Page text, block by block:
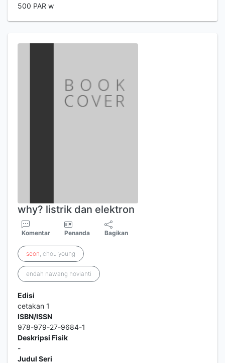
500 PAR w
why? listrik dan elektron
Komentar Penanda Bagikan
seon, chou young
endah nawang novianti
Edisi
cetakan 1
ISBN/ISSN
978-979-27-9684-1
Deskripsi Fisik
-
Judul Seri